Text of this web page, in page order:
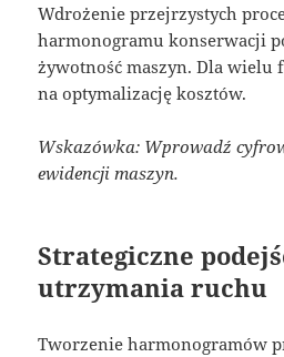
Wdrożenie przejrzystych
harmonogramu konserwacji
żywotność maszyn. Dla wielu
na optymalizację kosztów.
Wskazówka: Wprowadź
ewidencji maszyn.
Strategiczne
utrzymania ruchu
Tworzenie harmonogramów